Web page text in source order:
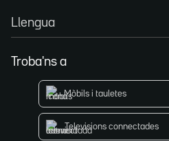
Llengua
Troba'ns a
Mòbils i tauletes
Televisions connectades